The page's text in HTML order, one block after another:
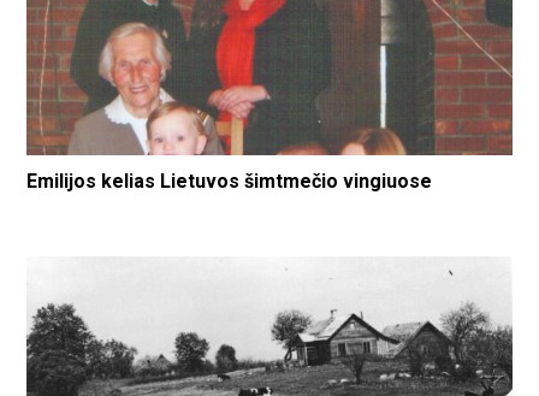
Emilijos kelias Lietuvos šimtmečio vingiuose